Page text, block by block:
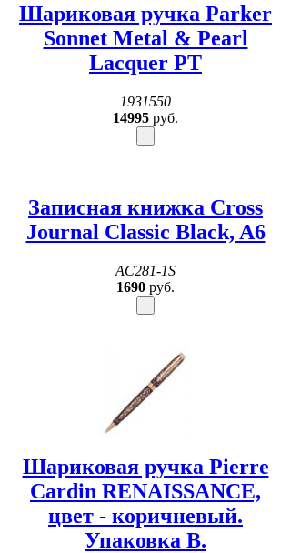
Шариковая ручка Parker
Sonnet Metal & Pearl
Lacquer PT
1931550
14995 руб.
Записная книжка Cross
Journal Classic Black, A6
AC281-1S
1690 руб.
Шариковая ручка Pierre
Cardin RENAISSANCE,
цвет - коричневый.
Упаковка B.